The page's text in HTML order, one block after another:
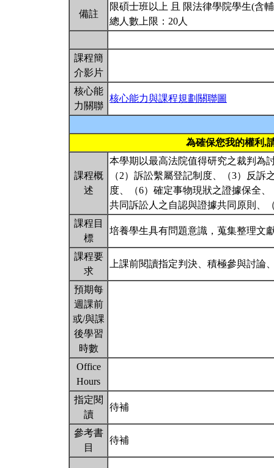
備註
限碩士班以上 且 限法律學院學生(含
總人數上限：20人
課程簡
介影片
核心能
力關聯
核心能力與課程規劃關聯圖
為確保您我的權利,
課程概
述
本學期以最高法院值得研究之裁判為
（2）訴訟繫屬登記制度、（3）反
度、（6）確定事物現狀之證據保全
共同訴訟人之自認與證據共同原則、
課程目
標
培養學生具有問題意識，蒐集整理文
課程要
求
上課前閱讀指定判決、積極參與討
預期每
週課前
或/與課
後學習
時數
Office
Hours
指定閱
讀
待補
參考書
目
待補